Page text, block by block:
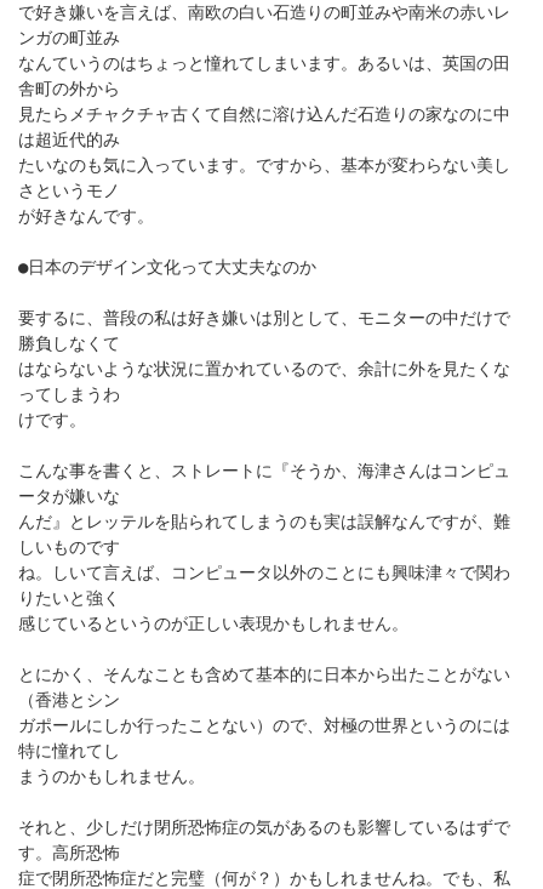
で好き嫌いを言えば、南欧の白い石造りの町並みや南米の赤いレ
ンガの町並み
なんていうのはちょっと憧れてしまいます。あるいは、英国の田
舎町の外から
見たらメチャクチャ古くて自然に溶け込んだ石造りの家なのに中
は超近代的み
たいなのも気に入っています。ですから、基本が変わらない美し
さというモノ
が好きなんです。
●日本のデザイン文化って大丈夫なのか
要するに、普段の私は好き嫌いは別として、モニターの中だけで
勝負しなくて
はならないような状況に置かれているので、余計に外を見たくな
ってしまうわ
けです。
こんな事を書くと、ストレートに『そうか、海津さんはコンピュ
ータが嫌いな
んだ』とレッテルを貼られてしまうのも実は誤解なんですが、難
しいものです
ね。しいて言えば、コンピュータ以外のことにも興味津々で関わ
りたいと強く
感じているというのが正しい表現かもしれません。
とにかく、そんなことも含めて基本的に日本から出たことがない
（香港とシン
ガポールにしか行ったことない）ので、対極の世界というのには
特に憧れてし
まうのかもしれません。
それと、少しだけ閉所恐怖症の気があるのも影響しているはずで
す。高所恐怖
症で閉所恐怖症だと完璧（何が？）かもしれませんね。でも、私